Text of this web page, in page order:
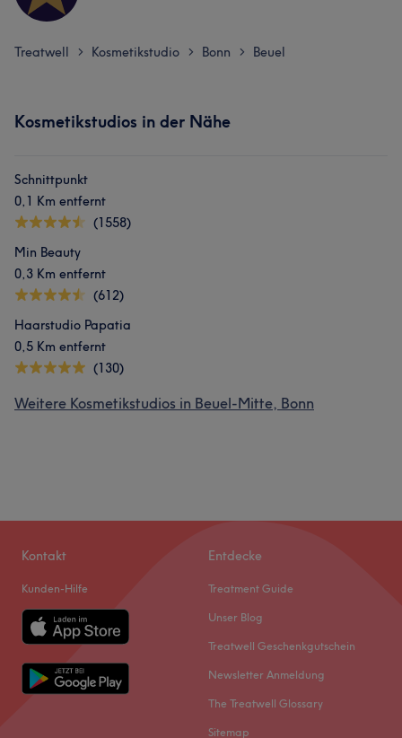
Treatwell > Kosmetikstudio > Bonn > Beuel
Kosmetikstudios in der Nähe
Schnittpunkt
0,1 Km entfernt
(1558)
Min Beauty
0,3 Km entfernt
(612)
Haarstudio Papatia
0,5 Km entfernt
(130)
Weitere Kosmetikstudios in Beuel-Mitte, Bonn
Kontakt
Kunden-Hilfe
Entdecke
Treatment Guide
Unser Blog
Treatwell Geschenkgutschein
Newsletter Anmeldung
The Treatwell Glossary
Sitemap